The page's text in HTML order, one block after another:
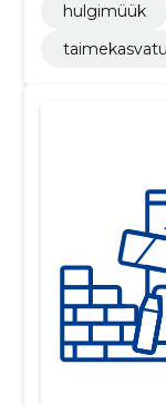
hulgimüük